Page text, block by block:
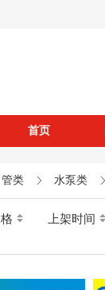
首页
类 水泵类
上架时间